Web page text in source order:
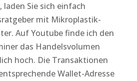
laden Sie sich einfach
mit Mikroplastik-
Auf Youtube finde ich den
das Handelsvolumen
hoch. Die Transaktionen
Wallet-Adresse